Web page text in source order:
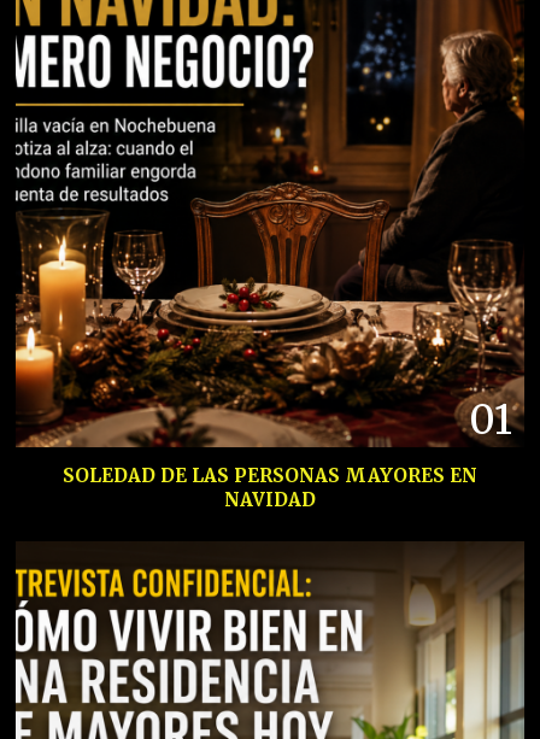
01
SOLEDAD DE LAS PERSONAS MAYORES EN
NAVIDAD